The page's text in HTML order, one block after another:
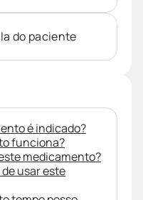
do paciente
é indicado?
funciona?
medicamento?
usar este